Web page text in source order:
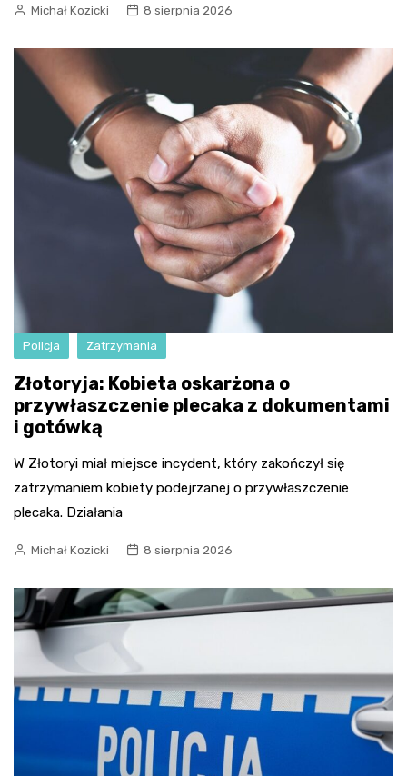
Michał Kozicki 8 sierpnia 2026
Policja Zatrzymania
Złotoryja: Kobieta oskarżona o
przywłaszczenie plecaka z dokumentami
i gotówką
W Złotoryi miał miejsce incydent, który zakończył się
zatrzymaniem kobiety podejrzanej o przywłaszczenie
plecaka. Działania
Michał Kozicki 8 sierpnia 2026